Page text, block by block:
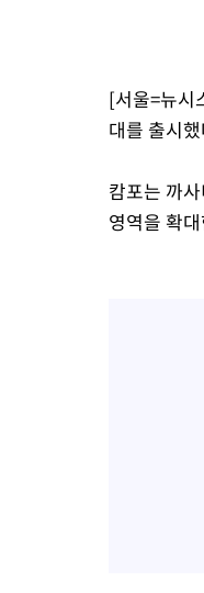
[서울=뉴시
대를 출시
캄포는 까
영역을 확